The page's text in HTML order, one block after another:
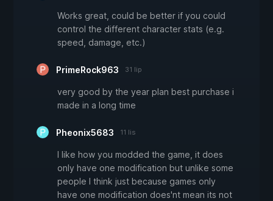
Works great, could be better if you could
control the different character stats (e.g.
speed, damage, etc.)
PrimeRock963 31 lip
very good by the year plan best purchase i
made in a long time
Pheonix5683 11 lis
I like how you modded the game, it does
only have one modification but unlike some
people I think just because games only
have one modification does'nt mean its not